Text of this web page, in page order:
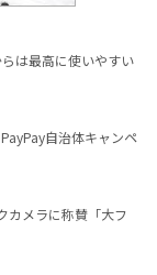
は最高に使いやすい
自治体キャンペ
カメラに称賛「大フ